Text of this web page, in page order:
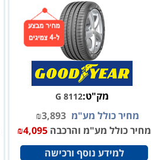
מק"ט:G 8112
מחיר כולל מע"מ ₪3,893
מחיר כולל מע"מ והרכבה
₪4,095
למידע נוסף ורכישה